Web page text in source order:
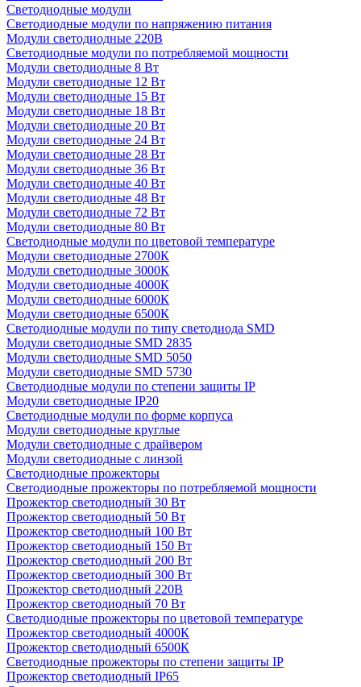
Светодиодные модули
Светодиодные модули по напряжению питания
Модули светодиодные 220В
Светодиодные модули по потребляемой мощности
Модули светодиодные 8 Вт
Модули светодиодные 12 Вт
Модули светодиодные 15 Вт
Модули светодиодные 18 Вт
Модули светодиодные 20 Вт
Модули светодиодные 24 Вт
Модули светодиодные 28 Вт
Модули светодиодные 36 Вт
Модули светодиодные 40 Вт
Модули светодиодные 48 Вт
Модули светодиодные 72 Вт
Модули светодиодные 80 Вт
Светодиодные модули по цветовой температуре
Модули светодиодные 2700К
Модули светодиодные 3000К
Модули светодиодные 4000К
Модули светодиодные 6000К
Модули светодиодные 6500К
Светодиодные модули по типу светодиода SMD
Модули светодиодные SMD 2835
Модули светодиодные SMD 5050
Модули светодиодные SMD 5730
Светодиодные модули по степени защиты IP
Модули светодиодные IP20
Светодиодные модули по форме корпуса
Модули светодиодные круглые
Модули светодиодные с драйвером
Модули светодиодные с линзой
Светодиодные прожекторы
Светодиодные прожекторы по потребляемой мощности
Прожектор светодиодный 30 Вт
Прожектор светодиодный 50 Вт
Прожектор светодиодный 100 Вт
Прожектор светодиодный 150 Вт
Прожектор светодиодный 200 Вт
Прожектор светодиодный 300 Вт
Прожектор светодиодный 220В
Прожектор светодиодный 70 Вт
Светодиодные прожекторы по цветовой температуре
Прожектор светодиодный 4000К
Прожектор светодиодный 6500К
Светодиодные прожекторы по степени защиты IP
Прожектор светодиодный IP65